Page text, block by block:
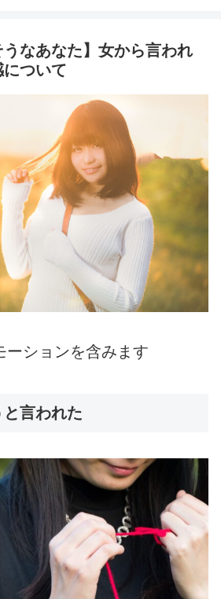
うなあなた】女から言われ
ついて
ーションを含みます
言われた